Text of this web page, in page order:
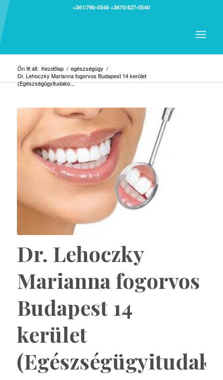
+361/790-0546 +3670/427-0540
Ön itt áll: Kezdőlap / egészségügy /
Dr. Lehoczky Marianna fogorvos Budapest 14 kerület
(Egészségügyitudako...
Dr. Lehoczky
Marianna fogorvos
Budapest 14
kerület